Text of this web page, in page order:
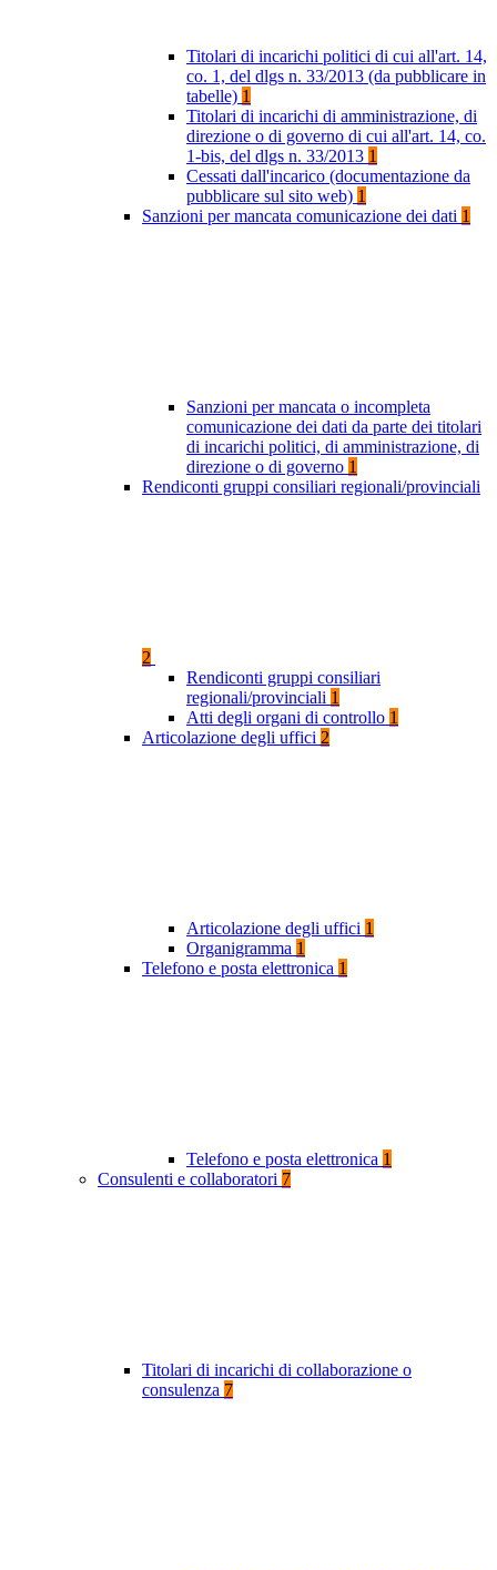
Titolari di incarichi politici di cui all'art. 14,
co. 1, del dlgs n. 33/2013 (da pubblicare in
tabelle) 1
Titolari di incarichi di amministrazione, di
direzione o di governo di cui all'art. 14, co.
1-bis, del dlgs n. 33/2013 1
Cessati dall'incarico (documentazione da
pubblicare sul sito web) 1
Sanzioni per mancata comunicazione dei dati 1
Sanzioni per mancata o incompleta
comunicazione dei dati da parte dei titolari
di incarichi politici, di amministrazione, di
direzione o di governo 1
Rendiconti gruppi consiliari regionali/provinciali
2
Rendiconti gruppi consiliari
regionali/provinciali 1
Atti degli organi di controllo 1
Articolazione degli uffici 2
Articolazione degli uffici 1
Organigramma 1
Telefono e posta elettronica 1
Telefono e posta elettronica 1
Consulenti e collaboratori 7
Titolari di incarichi di collaborazione o
consulenza 7